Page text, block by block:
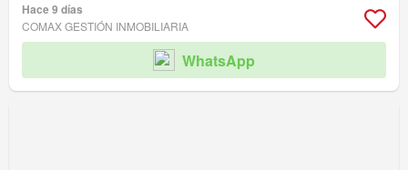
Hace 9 días
COMAX GESTIÓN INMOBILIARIA
WhatsApp